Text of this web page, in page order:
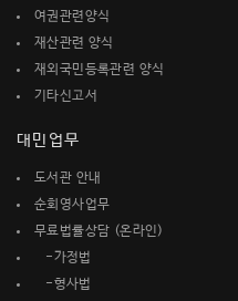
여권관련양식
재산관련 양식
재외국민등록관련 양식
기타신고서
대민업무
도서관 안내
순회영사업무
무료법률상담 (온라인)
-가정법
-형사법